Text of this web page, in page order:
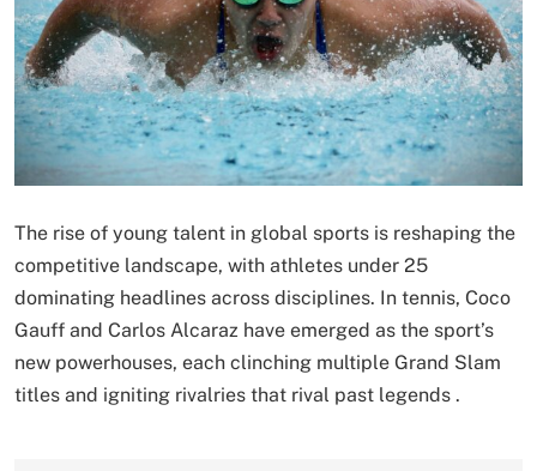
The rise of young talent in global sports is reshaping the
competitive landscape, with athletes under 25
dominating headlines across disciplines. In tennis, Coco
Gauff and Carlos Alcaraz have emerged as the sport’s
new powerhouses, each clinching multiple Grand Slam
titles and igniting rivalries that rival past legends .